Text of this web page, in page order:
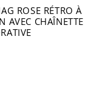
ROSE RÉTRO À
AVEC CHAÎNETTE